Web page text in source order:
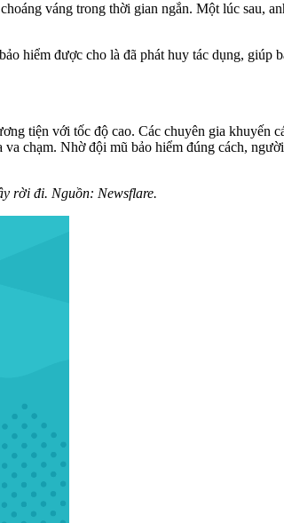
váng trong thời gian ngắn. Một lúc sau,
hiểm được cho là đã phát huy tác dụng, giúp
tiện với tốc độ cao. Các chuyên gia khuyến
chạm. Nhờ đội mũ bảo hiểm đúng cách,
rời đi. Nguồn: Newsflare.